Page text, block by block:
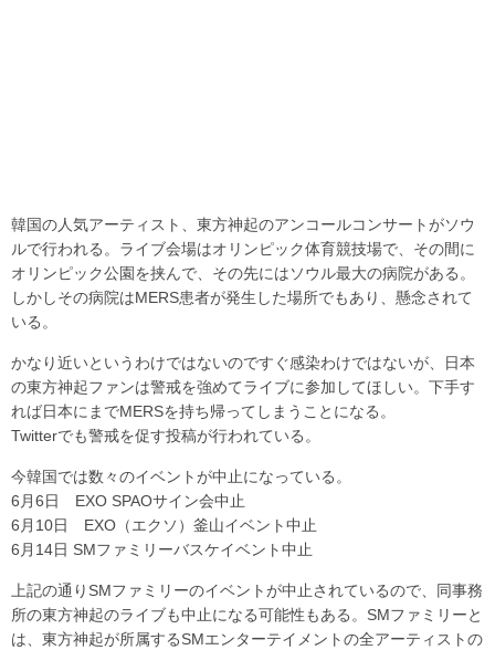
韓国の人気アーティスト、東方神起のアンコールコンサートがソウ
ルで行われる。ライブ会場はオリンピック体育競技場で、その間に
オリンピック公園を挟んで、その先にはソウル最大の病院がある。
しかしその病院はMERS患者が発生した場所でもあり、懸念されて
いる。
かなり近いというわけではないのですぐ感染わけではないが、日本
の東方神起ファンは警戒を強めてライブに参加してほしい。下手す
れば日本にまでMERSを持ち帰ってしまうことになる。
Twitterでも警戒を促す投稿が行われている。
今韓国では数々のイベントが中止になっている。
6月6日 EXO SPAOサイン会中止
6月10日 EXO（エクソ）釜山イベント中止
6月14日 SMファミリーバスケイベント中止
上記の通りSMファミリーのイベントが中止されているので、同事務
所の東方神起のライブも中止になる可能性もある。SMファミリーと
は、東方神起が所属するSMエンターテイメントの全アーティストの